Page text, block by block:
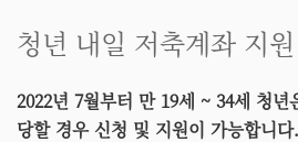
청년 내일 저축계좌 지
2022년 7월부터 만 19세 ~ 34세
당할 경우 신청 및 지원이 가능합니다.